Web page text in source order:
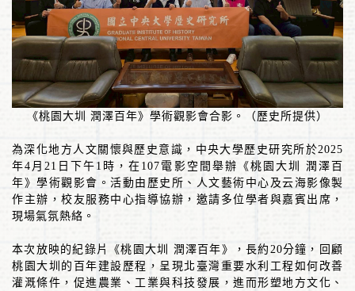
《桃園大圳 潤澤百年》學術觀影會合影。（歷史所提供）
為深化地方人文關懷與歷史意識，中央大學歷史研究所於2025
年4 月 21 日下午 1 時，在 107 電影空間舉辦《桃園大圳 潤澤百
年》學術觀影會。活動由歷史所、人文藝術中心及云海影像製
作主辦，校友服務中心指導協辦，邀請多位學者與嘉賓出席，
現場氣氛熱絡。
本次放映的紀錄片《桃園大圳 潤澤百年》，長約 20分鐘，回顧
桃園大圳的百年建設歷程，呈現北臺灣重要水利工程如何改善
灌溉條件，促進農業、工業與科技發展，進而形塑地方文化、